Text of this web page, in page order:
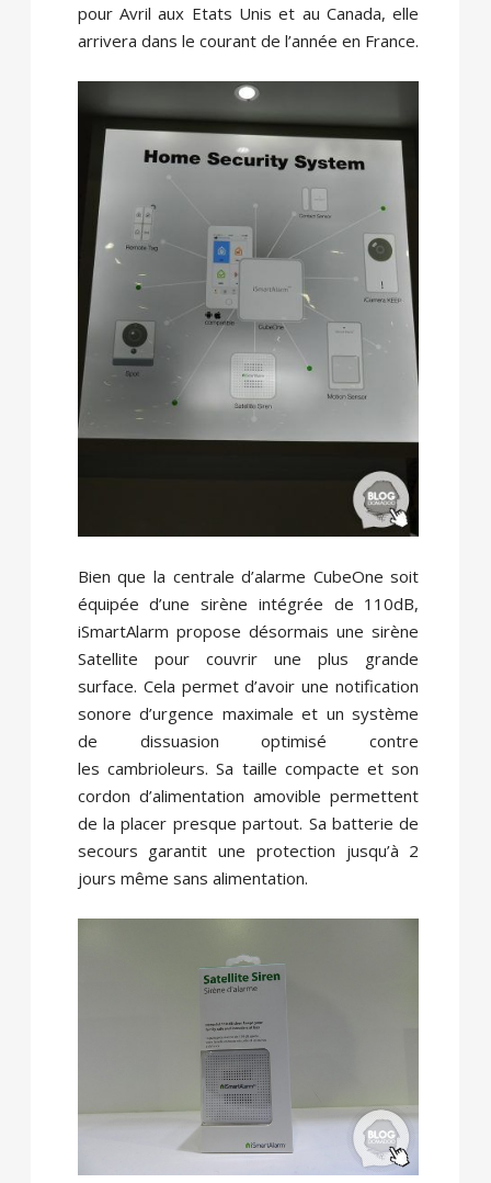
pour Avril aux Etats Unis et au Canada, elle
arrivera dans le courant de l’année en France.
Bien que la centrale d’alarme CubeOne soit
équipée d’une sirène intégrée de 110dB,
iSmartAlarm propose désormais une sirène
Satellite pour couvrir une plus grande
surface. Cela permet d’avoir une notification
sonore d’urgence maximale et un système
de dissuasion optimisé contre
les cambrioleurs. Sa taille compacte et son
cordon d’alimentation amovible permettent
de la placer presque partout. Sa batterie de
secours garantit une protection jusqu’à 2
jours même sans alimentation.